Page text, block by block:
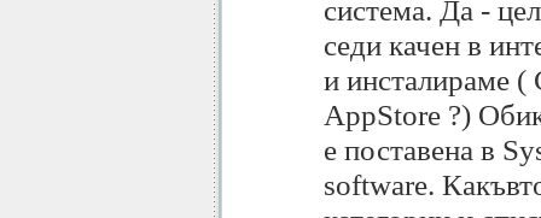
система. Да -
седи качен в
и инсталираме (
AppStore ?)
е поставена в
software.